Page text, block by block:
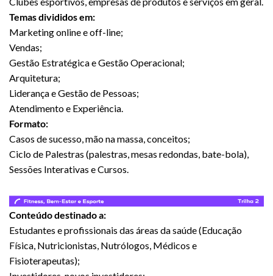
Temas divididos em:
Marketing online e off-line;
Vendas;
Gestão Estratégica e Gestão Operacional;
Arquitetura;
Liderança e Gestão de Pessoas;
Atendimento e Experiência.
Formato:
Casos de sucesso, mão na massa, conceitos;
Ciclo de Palestras (palestras, mesas redondas, bate-bola),
Sessões Interativas e Cursos.
Conteúdo destinado a:
Estudantes e profissionais das áreas da saúde (Educação
Física, Nutricionistas, Nutrólogos, Médicos e
Fisioterapeutas);